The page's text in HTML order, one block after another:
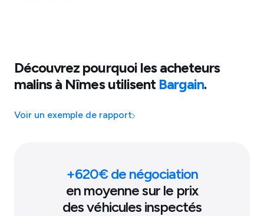
Découvrez pourquoi les acheteurs
malins à Nîmesutilisent Bargain.
Voir un exemple de rapport
+620€ de négociation
en moyenne sur le prix
des véhicules inspectés